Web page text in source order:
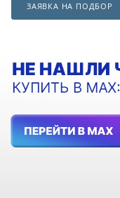
ЗАЯВКА НА ПОДБОР